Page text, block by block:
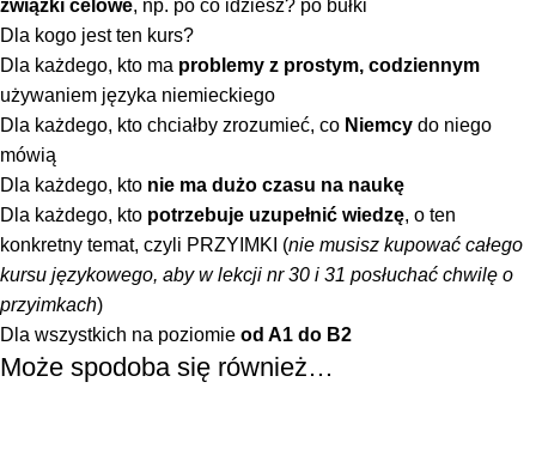
związki celowe, np. po co idziesz? po bułki
Dla kogo jest ten kurs?
Dla każdego, kto ma problemy z prostym, codziennym
używaniem języka niemieckiego
Dla każdego, kto chciałby zrozumieć, co Niemcy do niego
mówią
Dla każdego, kto nie ma dużo czasu na naukę
Dla każdego, kto potrzebuje uzupełnić wiedzę, o ten
konkretny temat, czyli PRZYIMKI (nie musisz kupować całego
kursu językowego, aby w lekcji nr 30 i 31 posłuchać chwilę o
przyimkach)
Dla wszystkich na poziomie od A1 do B2
Może spodoba się również…